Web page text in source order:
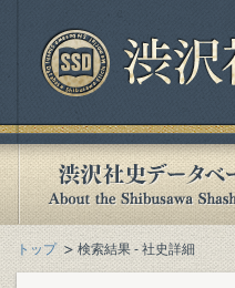
トップ 検索結果 - 社史詳細